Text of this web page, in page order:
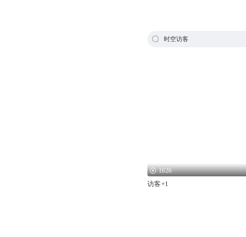
时空访客
1626
访客+1